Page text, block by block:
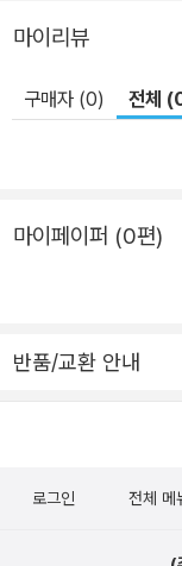
마이리뷰
구매자 (0) 전체
마이페이퍼 (0편)
반품/교환 안내
로그인 전체 메